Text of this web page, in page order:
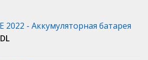
2022 - Аккумуляторная батарея